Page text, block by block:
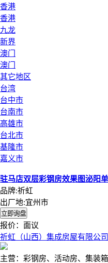
香港
香港
九龙
新界
澳门
澳门
其它地区
台湾
台中市
台南市
高雄市
台北市
基隆市
嘉义市
驻马店双层彩钢房效果图泌阳
品牌:祈虹
出厂地:宜州市
报价： 面议
祈虹（山西）集成房屋有限公司
主营：彩钢房、活动房、集装